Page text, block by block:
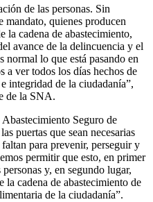
de las personas. Sin
mandato, quienes producen
la cadena de abastecimiento,
avance de la delincuencia y el
normal lo que está pasando en
a ver todos los días hechos de
integridad de la ciudadanía”,
de la SNA.
Seguro de
puertas que sean necesarias
para prevenir, perseguir y
permitir que esto, en primer
y, en segundo lugar,
la cadena de abastecimiento de
de la ciudadanía”.